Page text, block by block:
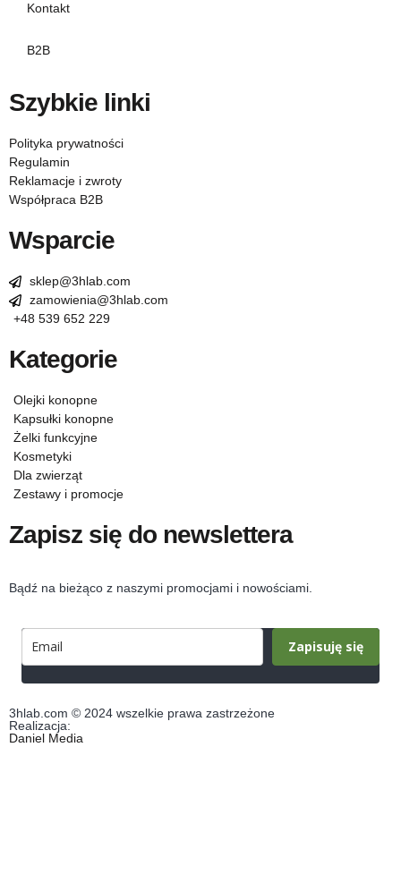
Kontakt
B2B
Szybkie linki
Polityka prywatności
Regulamin
Reklamacje i zwroty
Współpraca B2B
Wsparcie
sklep@3hlab.com
zamowienia@3hlab.com
+48 539 652 229
Kategorie
Olejki konopne
Kapsułki konopne
Żelki funkcyjne
Kosmetyki
Dla zwierząt
Zestawy i promocje
Zapisz się do newslettera
Bądź na bieżąco z naszymi promocjami i nowościami.
Zapisuję się
3hlab.com © 2024 wszelkie prawa zastrzeżone
Realizacja:
Daniel Media